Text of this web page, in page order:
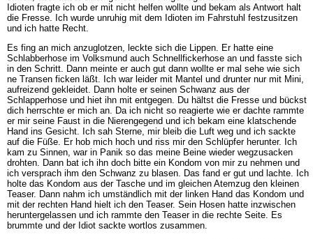
Idioten fragte ich ob er mit nicht helfen wollte und bekam als Antwort halt
die Fresse. Ich wurde unruhig mit dem Idioten im Fahrstuhl festzusitzen
und ich hatte Recht.
Es fing an mich anzuglotzen, leckte sich die Lippen. Er hatte eine
Schlabberhose im Volksmund auch Schnellfickerhose an und fasste sich
in den Schritt. Dann meinte er auch gut dann wollte er mal sehe wie sich
ne Transen ficken läßt. Ich war leider mit Mantel und drunter nur mit Mini,
aufreizend gekleidet. Dann holte er seinen Schwanz aus der
Schlapperhose und hiet ihn mit entgegen. Du hältst die Fresse und bückst
dich herrschte er mich an. Da ich nicht so reagierte wie er dachte rammte
er mir seine Faust in die Nierengegend und ich bekam eine klatschende
Hand ins Gesicht. Ich sah Sterne, mir bleib die Luft weg und ich sackte
auf die Füße. Er hob mich hoch und riss mir den Schlüpfer herunter. Ich
kam zu Sinnen, war in Panik so das meine Beine wieder wegzusacken
drohten. Dann bat ich ihn doch bitte ein Kondom von mir zu nehmen und
ich versprach ihm den Schwanz zu blasen. Das fand er gut und lachte. Ich
holte das Kondom aus der Tasche und im gleichen Atemzug den kleinen
Teaser. Dann nahm ich umständlich mit der linken Hand das Kondom und
mit der rechten Hand hielt ich den Teaser. Sein Hosen hatte inzwischen
heruntergelassen und ich rammte den Teaser in die rechte Seite. Es
brummte und der Idiot sackte wortlos zusammen.